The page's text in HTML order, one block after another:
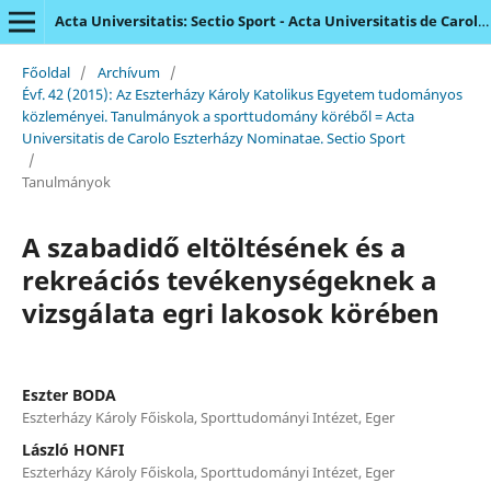
Acta Universitatis: Sectio Sport - Acta Universitatis de Carolo Eszterházy Nominatae
Főoldal / Archívum /
Évf. 42 (2015): Az Eszterházy Károly Katolikus Egyetem tudományos
közleményei. Tanulmányok a sporttudomány köréből = Acta
Universitatis de Carolo Eszterházy Nominatae. Sectio Sport
/
Tanulmányok
A szabadidő eltöltésének és a
rekreációs tevékenységeknek a
vizsgálata egri lakosok körében
Eszter BODA
Eszterházy Károly Főiskola, Sporttudományi Intézet, Eger
László HONFI
Eszterházy Károly Főiskola, Sporttudományi Intézet, Eger